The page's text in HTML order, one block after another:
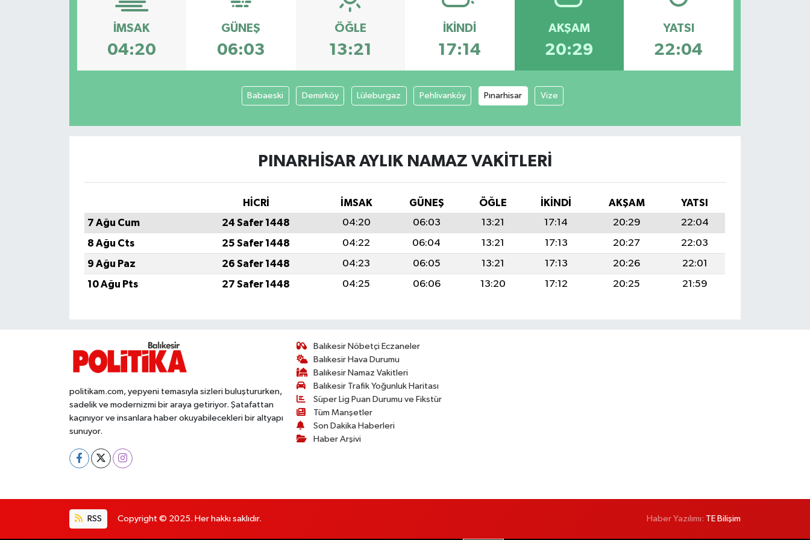
İMSAK
04:20
GÜNEŞ
06:03
ÖĞLE
13:21
İKINDI
17:14
AKŞAM
20:29
YATSI
22:04
Babaeski Demirköy Lüleburgaz Pehlivanköy Pınarhisar Vize
PINARHISAR AYLIK NAMAZ VAKITLERI
HİCRİ İMSAK GÜNEŞ ÖĞLE İKINDI AKŞAM
YATSI
7 Ağu Cum
24 Safer 1448 04:20 06:03 13:21 17:14 20:29
22:04
8 Ağu Cts
25 Safer 1448 04:22 06:04 13:21 17:13 20:27
22:03
9 Ağu Paz
26 Safer 1448 04:23 06:05 13:21 17:13 20:26
22:01
10 Ağu Pts
27 Safer 1448 04:25 06:06 13:20 17:12 20:25 21:59
politikam.com, yepyeni temasıyla sizleri buluştururken,
sadelik ve modernizmi bir araya getiriyor. Şatafattan
kaçınıyor ve insanlara haber okuyabilecekleri bir altyapı
sunuyor.
Balıkesir Nöbetçi Eczaneler
Balıkesir Hava Durumu
Balıkesir Namaz Vakitleri
Balıkesir Trafik Yoğunluk Haritası
Süper Lig Puan Durumu ve Fikstür
Tüm Manşetler
Son Dakika Haberleri
Haber Arşivi
RSS Copyright © 2025. Her hakkı saklıdır. Haber Yazılımı: TE Bilişim
KÜLTÜR-SANAT
MAGAZİN
MANŞET